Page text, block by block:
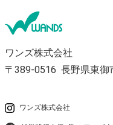
ワンズ株式会社
〒389-0516 長野県東御
ワンズ株式会社